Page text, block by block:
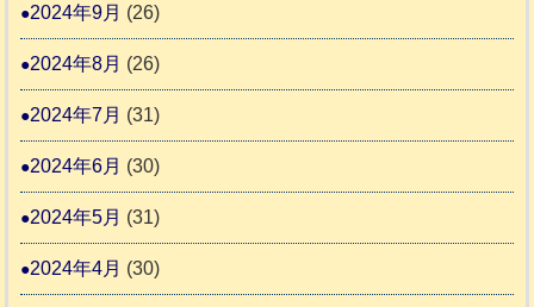
2024年9月 (26)
2024年8月 (26)
2024年7月 (31)
2024年6月 (30)
2024年5月 (31)
2024年4月 (30)